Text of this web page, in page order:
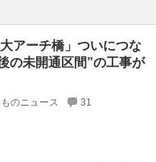
アーチ橋」ついにつな
の未開通区間”の工事が
のニュース 31